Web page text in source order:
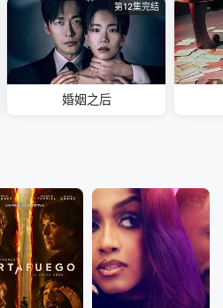
第12集完结
婚姻之后